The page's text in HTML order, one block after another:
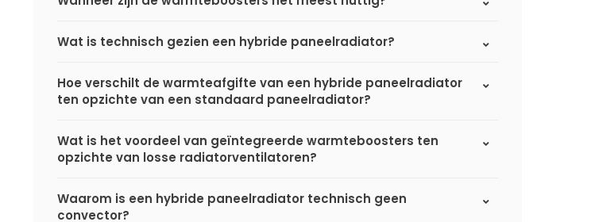
Wat is technisch gezien een hybride paneelradiator?
Hoe verschilt de warmteafgifte van een hybride paneelradiator
ten opzichte van een standaard paneelradiator?
Wat is het voordeel van geïntegreerde warmteboosters ten
opzichte van losse radiatorventilatoren?
Waarom is een hybride paneelradiator technisch geen
convector?